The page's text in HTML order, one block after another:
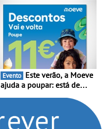
Portugal Karting e mira boa
estreia - O Campeonato
Portugal Karting 2026
decorre entre 1 de Março e
6 de Setembro
Evento
ajuda a poupar: está de
Volta” com descontos de